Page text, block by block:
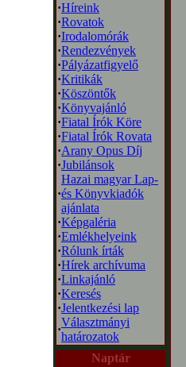
·Híreink
·Rovatok
·Irodalomórák
·Rendezvények
·Pályázatfigyelő
·Kritikák
·Köszöntők
·Könyvajánló
·Fiatal Írók Köre
·Fiatal Írók Rovata
·Arany Opus Díj
·Jubilánsok
·
Hazai magyar Lap-
és Könyvkiadók
ajánlata
·Képgaléria
·Emlékhelyeink
·Rólunk írták
·Hírek archívuma
·Linkajánló
·Keresés
·Jelentkezési lap
·
Választmányi
határozatok
Naptár